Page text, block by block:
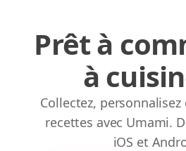
Prêt à
à
Collectez,
recettes avec Umami.
iOS et